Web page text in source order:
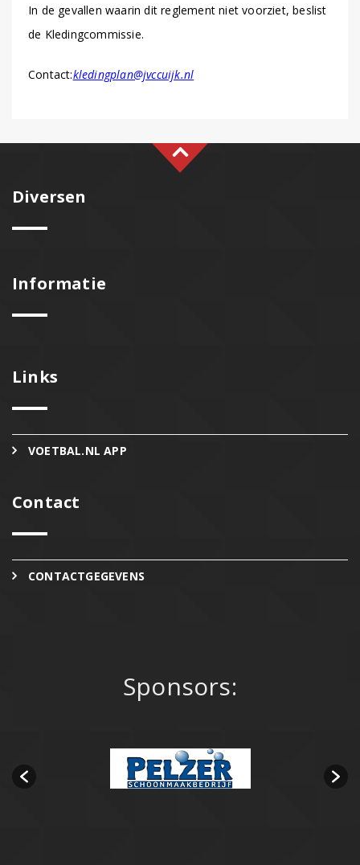
In de gevallen waarin dit reglement niet voorziet, beslist
de Kledingcommissie.
Contact:kledingplan@jvccuijk.nl
Diversen
Informatie
Links
VOETBAL.NL APP
Contact
CONTACTGEGEVENS
Sponsors: